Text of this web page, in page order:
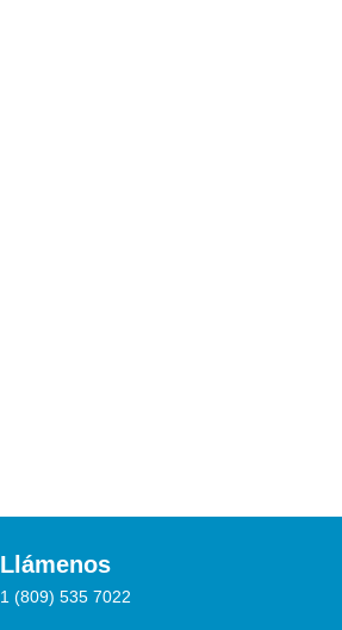
Llámenos
1 (809) 535 7022